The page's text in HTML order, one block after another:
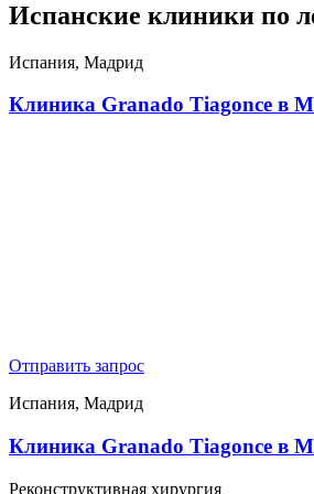
Испанские клиники по
Испания, Мадрид
Клиника Granado Tiagonce в
Отправить запрос
Испания, Мадрид
Клиника Granado Tiagonce в
Реконструктивная хирургия